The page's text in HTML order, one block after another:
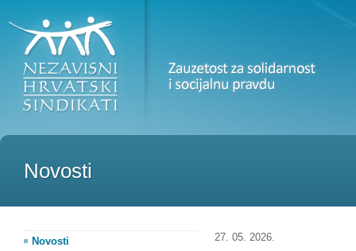
Novosti
27. 05. 2026.
Novosti